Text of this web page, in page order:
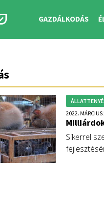
GAZDÁLKODÁS
2022. MÁRCIUS
Sikerrel